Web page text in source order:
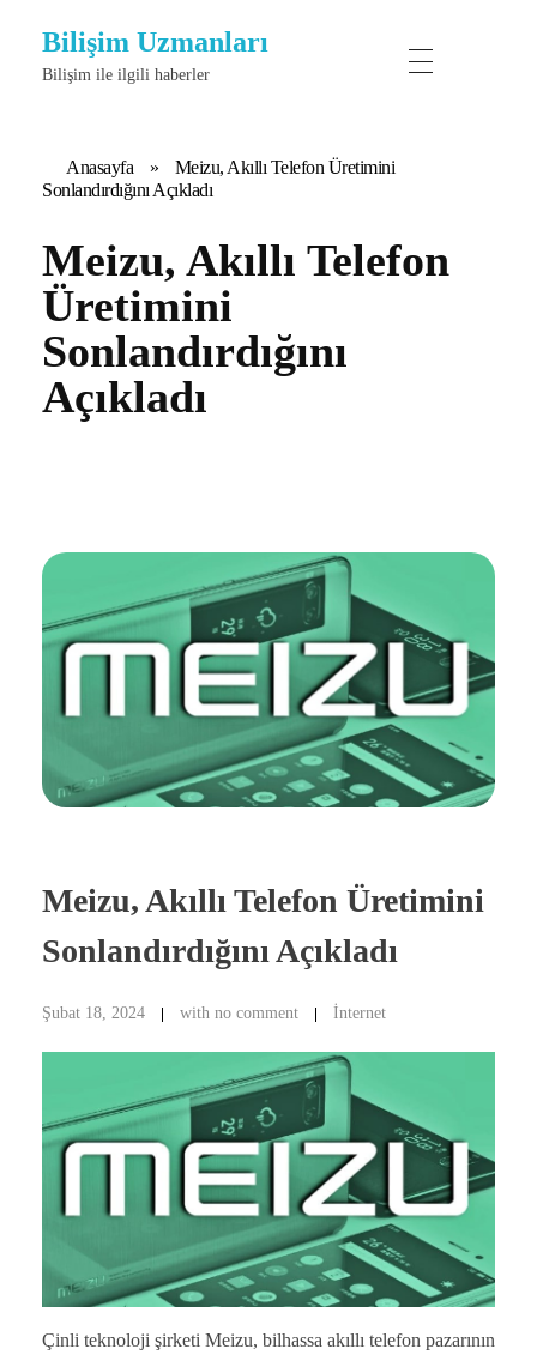
Bilişim Uzmanları
Bilişim ile ilgili haberler
Anasayfa »
Meizu, Akıllı Telefon Üretimini
Sonlandırdığını Açıkladı
Meizu, Akıllı Telefon
Üretimini
Sonlandırdığını
Açıkladı
Meizu, Akıllı Telefon Üretimini
Sonlandırdığını Açıkladı
Şubat 18, 2024 with no comment İnternet
Çinli teknoloji şirketi Meizu, bilhassa akıllı telefon pazarının